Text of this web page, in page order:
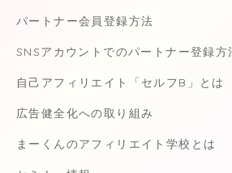
パートナー会員登録方法
SNSアカウントでのパートナー登録方
自己アフィリエイト「セルフB」とは
広告健全化への取り組み
まーくんのアフィリエイト学校とは